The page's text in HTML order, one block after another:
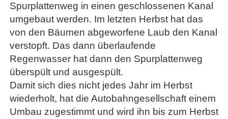
Spurplattenweg in einen geschlossenen Kanal
umgebaut werden. Im letzten Herbst hat das
von den Bäumen abgeworfene Laub den Kanal
verstopft. Das dann überlaufende
Regenwasser hat dann den Spurplattenweg
überspült und ausgespült.
Damit sich dies nicht jedes Jahr im Herbst
wiederholt, hat die Autobahngesellschaft einem
Umbau zugestimmt und wird ihn bis zum Herbst